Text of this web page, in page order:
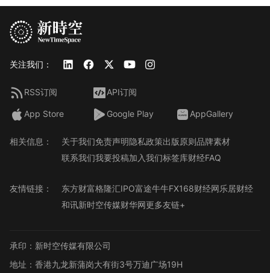
关注我们：
RSS订阅 API订阅
App Store Google Play AppGallery
相关信息： 关于我们免责声明隐私政策出版原则品牌素材
联系我们我要投稿加入我们标签库财经FAQ
友情链接： 东方财富格隆汇IPO富途牛牛FX168财经网乐居财经
和讯新时空传媒财华网更多友链+
承印：新时空传媒有限公司
地址：香港九龙新蒲岗大有街3号万迪广场19H